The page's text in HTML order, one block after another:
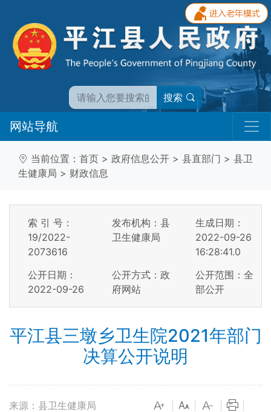
搜索
网站导航
当前位置： 首页 > 政府信息公开 > 县直部门 > 县卫
生健康局 > 财政信息
索 引 号：
19/2022-
2073616
发布机构：县
卫生健康局
生成日期：
2022-09-26
16:28:41.0
公开日期：
2022-09-26
公开方式：政
府网站
公开范围：全
部公开
平江县三墩乡卫生院2021年部门
决算公开说明
来源：县卫生健康局